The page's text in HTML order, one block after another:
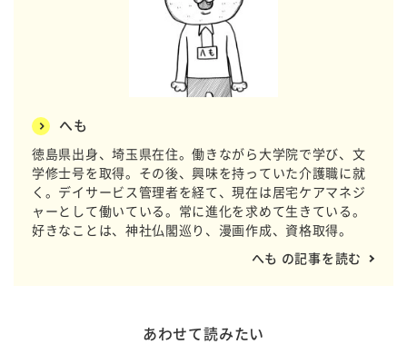
へも
徳島県出身、埼玉県在住。働きながら大学院で学び、文
学修士号を取得。その後、興味を持っていた介護職に就
く。デイサービス管理者を経て、現在は居宅ケアマネジ
ャーとして働いている。常に進化を求めて生きている。
好きなことは、神社仏閣巡り、漫画作成、資格取得。
へも の記事を読む
あわせて読みたい